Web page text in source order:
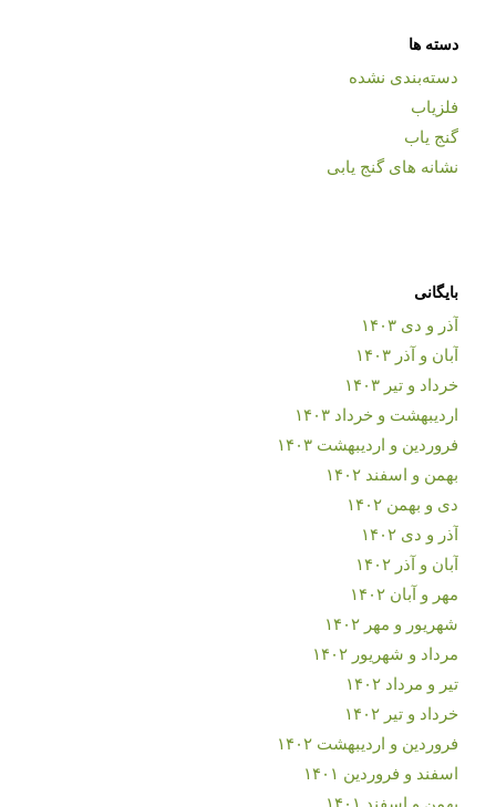
دسته ها
دسته‌بندی نشده
فلزیاب
گنج یاب
نشانه های گنج یابی
بایگانی
آذر و دی ۱۴۰۳
آبان و آذر ۱۴۰۳
خرداد و تیر ۱۴۰۳
اردیبهشت و خرداد ۱۴۰۳
فروردین و اردیبهشت ۱۴۰۳
بهمن و اسفند ۱۴۰۲
دی و بهمن ۱۴۰۲
آذر و دی ۱۴۰۲
آبان و آذر ۱۴۰۲
مهر و آبان ۱۴۰۲
شهریور و مهر ۱۴۰۲
مرداد و شهریور ۱۴۰۲
تیر و مرداد ۱۴۰۲
خرداد و تیر ۱۴۰۲
فروردین و اردیبهشت ۱۴۰۲
اسفند و فروردین ۱۴۰۱
بهمن و اسفند ۱۴۰۱